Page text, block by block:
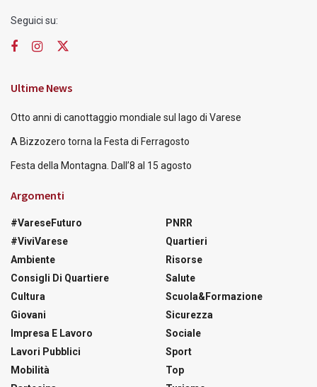
Seguici su:
Ultime News
Otto anni di canottaggio mondiale sul lago di Varese
A Bizzozero torna la Festa di Ferragosto
Festa della Montagna. Dall’8 al 15 agosto
Argomenti
#VareseFuturo
#ViviVarese
Ambiente
Consigli Di Quartiere
Cultura
Giovani
Impresa E Lavoro
Lavori Pubblici
Mobilità
PNRR
Quartieri
Risorse
Salute
Scuola&Formazione
Sicurezza
Sociale
Sport
Top